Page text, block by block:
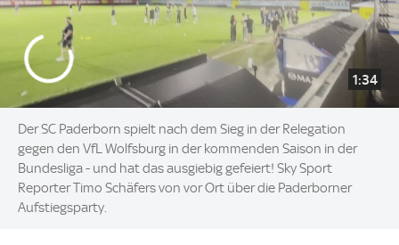
1:34
Der SC Paderborn spielt nach dem Sieg in der Relegation
gegen den VfL Wolfsburg in der kommenden Saison in der
Bundesliga - und hat das ausgiebig gefeiert! Sky Sport
Reporter Timo Schäfers von vor Ort über die Paderborner
Aufstiegsparty.